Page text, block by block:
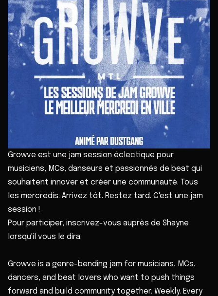
Growve est une jam session éclectique pour
musiciens, MCs, danseurs et passionnés de beat qui
souhaitent innover et créer une communauté. Tous
les mercredis. Arrivez tôt. Restez tard. C'est une jam
session !
Pour participer, inscrivez-vous auprès de Shayne
lorsqu'il vous le dira.
Growve is a genre-bending jam for musicians, MCs,
dancers, and beat lovers who want to push things
forward and build community together. Weekly. Every